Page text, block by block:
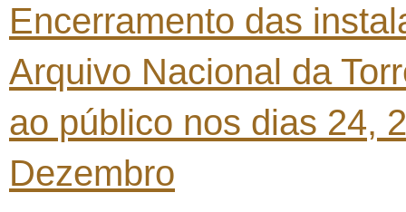
Encerramento das
Arquivo Nacional da
ao público nos dias 24,
Dezembro